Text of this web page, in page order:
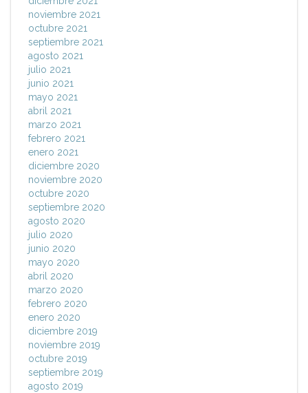
noviembre 2021
octubre 2021
septiembre 2021
agosto 2021
julio 2021
junio 2021
mayo 2021
abril 2021
marzo 2021
febrero 2021
enero 2021
diciembre 2020
noviembre 2020
octubre 2020
septiembre 2020
agosto 2020
julio 2020
junio 2020
mayo 2020
abril 2020
marzo 2020
febrero 2020
enero 2020
diciembre 2019
noviembre 2019
octubre 2019
septiembre 2019
agosto 2019